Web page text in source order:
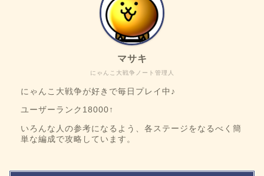
にゃんこ大戦争ノート管理人
マサキ
にゃんこ大戦争が好きで毎日プレイ中♪
ユーザーランク18000↑
いろんな人の参考になるよう、各ステージをなるべく簡
単な編成で攻略しています。